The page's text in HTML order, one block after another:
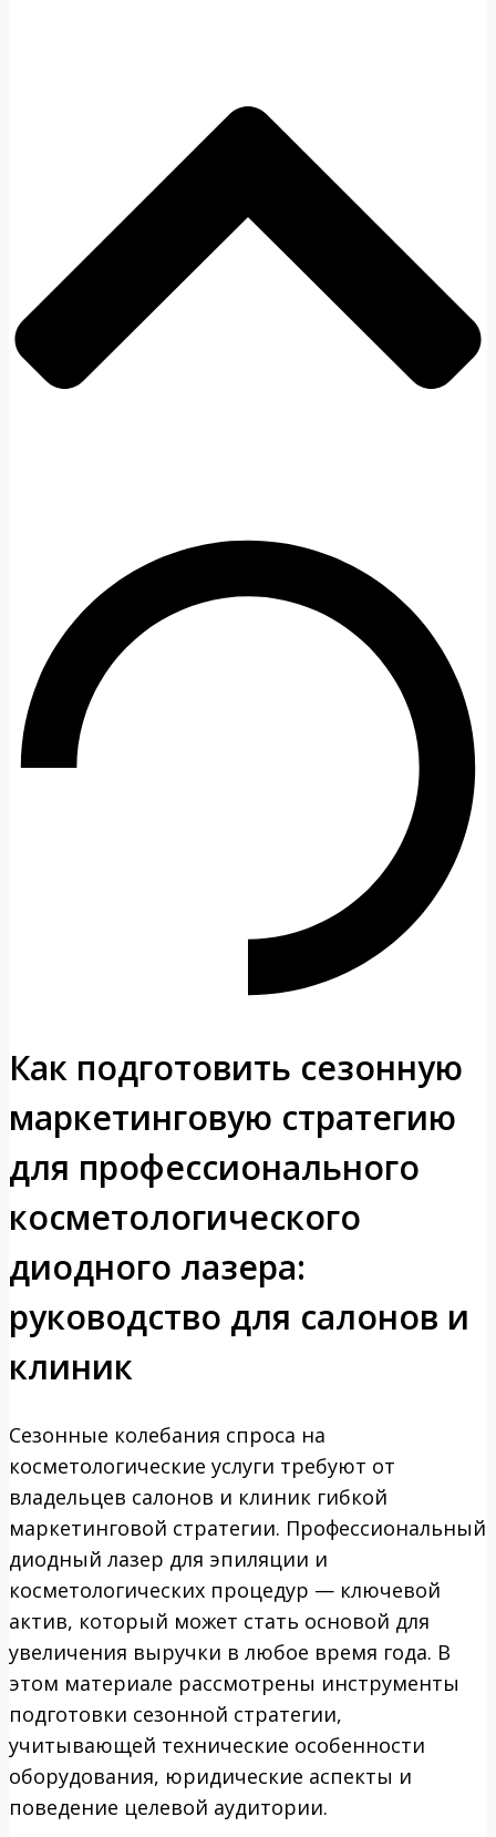
Как подготовить сезонную
маркетинговую стратегию
для профессионального
косметологического
диодного лазера:
руководство для салонов и
клиник
Сезонные колебания спроса на
косметологические услуги требуют от
владельцев салонов и клиник гибкой
маркетинговой стратегии. Профессиональный
диодный лазер для эпиляции и
косметологических процедур — ключевой
актив, который может стать основой для
увеличения выручки в любое время года. В
этом материале рассмотрены инструменты
подготовки сезонной стратегии,
учитывающей технические особенности
оборудования, юридические аспекты и
поведение целевой аудитории.